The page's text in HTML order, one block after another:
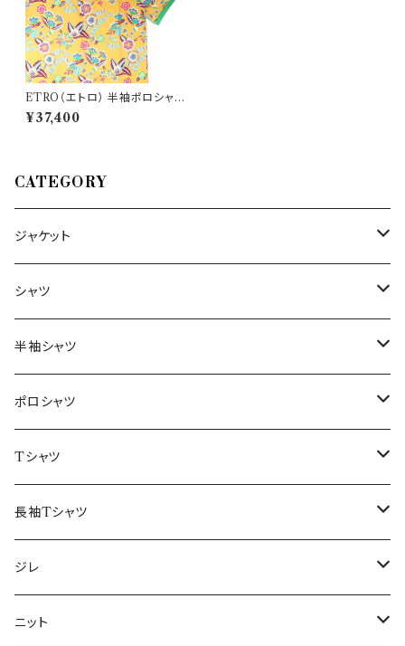
ETRO（エトロ） 半袖ポロシャツ
1Y040-4059 23062
¥37,400
CATEGORY
ジャケット
～44/S
46/M
48/L
50/XL～
シャツ
～44/S
46/M
48/L
50/XL～
半袖シャツ
～44/S
46/M
48/L
50/XL～
ポロシャツ
～44/S
46/M
48/L
50/XL～
Tシャツ
～44/S
46/M
48/L
長袖Tシャツ
～44/S
46/M
ジレ
～44/S
ニット